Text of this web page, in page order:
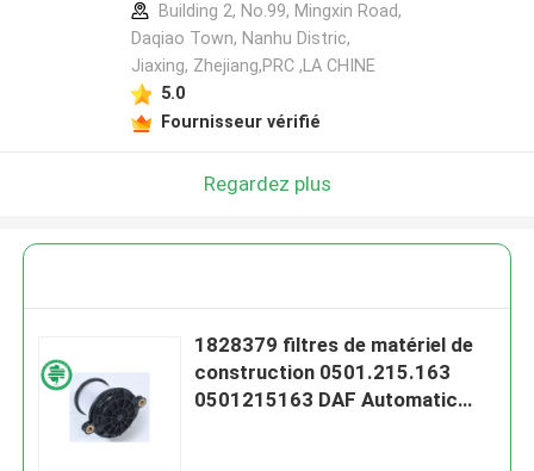
Building 2, No.99, Mingxin Road,
Daqiao Town, Nanhu Distric,
Jiaxing, Zhejiang,PRC ,LA CHINE
5.0
Fournisseur vérifié
Regardez plus
1828379 filtres de matériel de
construction 0501.215.163
0501215163 DAF Automatic